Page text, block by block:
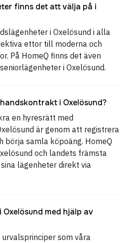
finns det att välja på i
i Oxelösund i alla
ettor till moderna och
På HomeQ finns det även
i Oxelösund.
i Oxelösund?
en hyresrätt med
är genom att registrera
börja samla köpoäng. HomeQ
och landets främsta
lägenheter direkt via
med hjälp av
som våra